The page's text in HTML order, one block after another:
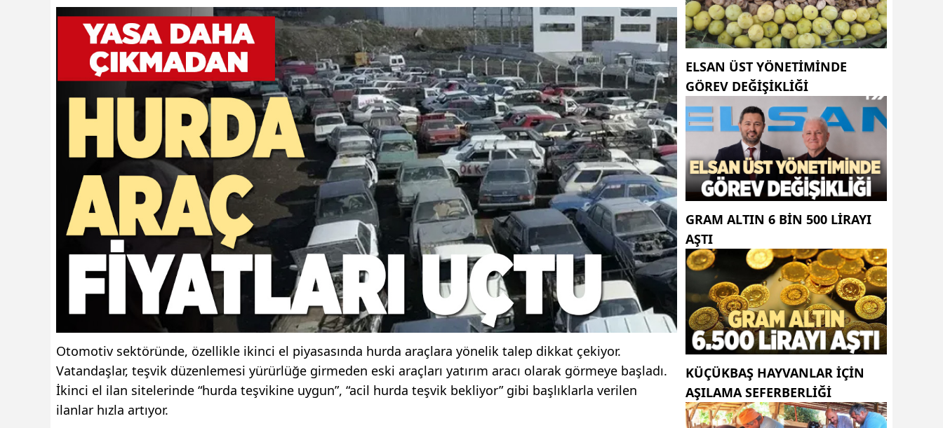
Otomotiv sektöründe, özellikle ikinci el piyasasında hurda araçlara yönelik talep dikkat çekiyor.
Vatandaşlar, teşvik düzenlemesi yürürlüğe girmeden eski araçları yatırım aracı olarak görmeye başladı.
İkinci el ilan sitelerinde “hurda teşvikine uygun”, “acil hurda teşvik bekliyor” gibi başlıklarla verilen
ilanlar hızla artıyor.
ELSAN ÜST YÖNETIMINDE
GÖREV DEĞIŞIKLIĞI
GRAM ALTIN 6 BIN 500 LIRAYI
AŞTI
KÜÇÜKBAŞ HAYVANLAR İÇİN
AŞILAMA SEFERBERLİĞİ